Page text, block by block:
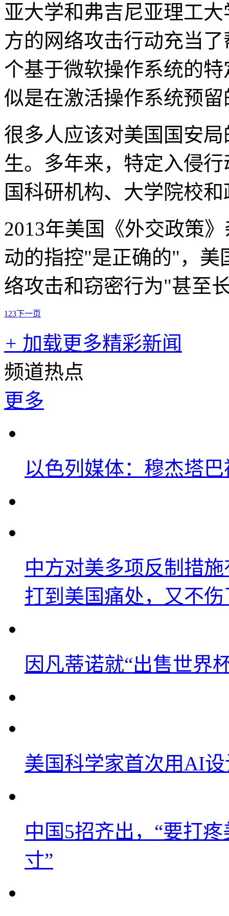
亚大学和弗吉尼亚理工
方的网络攻击行动充当
个基于微软操作系统的
似是在激活操作系统预
很多人应该对美国国安
生。多年来，特定入侵
国科研机构、大学院校
2013年美国《外交政策
动的指控"是正确的"，美
络攻击和窃密行为"甚至
1 23下一页
+ 加载更多精彩新闻
频道热点
更多
以色列媒体：穆杰塔
中方对美多项反制措
打到美国痛处，又不
因凡蒂诺就“出售世界
美国科学家首次用AI
中国5招齐出，“要打
寸”